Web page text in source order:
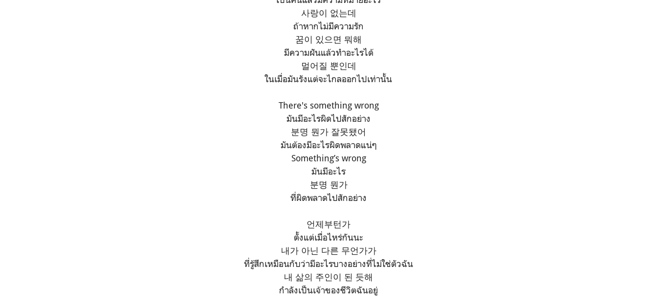
사랑이 없는데
ถ้าหากไม่มีความรัก
꿈이 있으면 뭐해
มีความฝันแล้วทำอะไรได้
멀어질 뿐인데
ในเมื่อมันรังแต่จะไกลออกไปเท่านั้น
There's something wrong
มันมีอะไรผิดไปสักอย่าง
분명 뭔가 잘못됐어
มันต้องมีอะไรผิดพลาดแน่ๆ
Something’s wrong
มันมีอะไร
분명 뭔가
ที่ผิดพลาดไปสักอย่าง
언제부턴가
ตั้งแต่เมื่อไหร่กันนะ
내가 아닌 다른 무언가가
ที่รู้สึกเหมือนกับว่ามีอะไรบางอย่างที่ไม่ใช่ตัวฉัน
내 삶의 주인이 된 듯해
กำลังเป็นเจ้าของชีวิตฉันอยู่